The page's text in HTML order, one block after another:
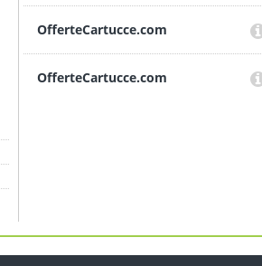
OfferteCartucce.com
OfferteCartucce.com